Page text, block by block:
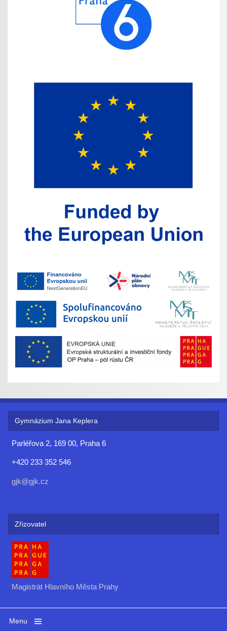
Gymnázium Jana Keplera
Parléřova 2, 169 00, Praha 6
+420 233 352 546
gjk@gjk.cz
Zřizovatel
Magistrát Hlavního Města Prahy
Menu